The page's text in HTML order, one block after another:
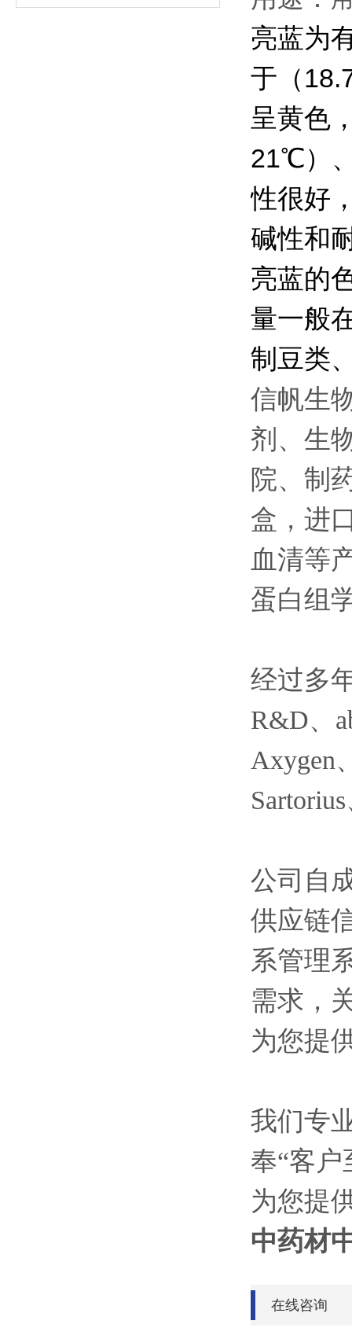
亮蓝为
于 （
呈黄色
21℃）
性很好
碱性和
亮蓝的
量一般
制豆类
信帆生
剂、生
院、制
盒，进
血清等
蛋白组
经过多
R&D、
Axygen
公司自
供应链
系管理
需求，
为您提
我们专
奉“客
为您提
中药材
在线咨询